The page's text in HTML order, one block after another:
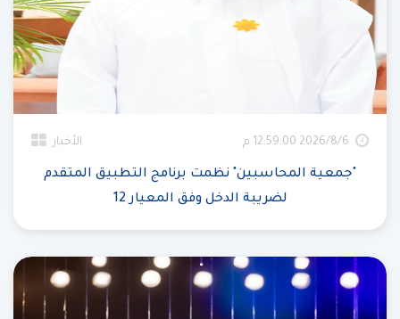
6‏‏/8‏‏/2026 12:59:00 م الأخبار
"جمعية المحاسبين" نظمت برنامج التطبيق المتقدم
لضريبة الدخل وفق المعيار 12